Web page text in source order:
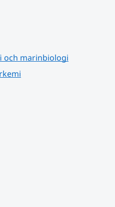
och marinbiologi